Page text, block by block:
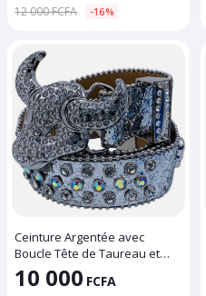
12 000 FCFA -16%
Ceinture Argentée avec
Boucle Tête de Taureau et
Strass
10 000 FCFA